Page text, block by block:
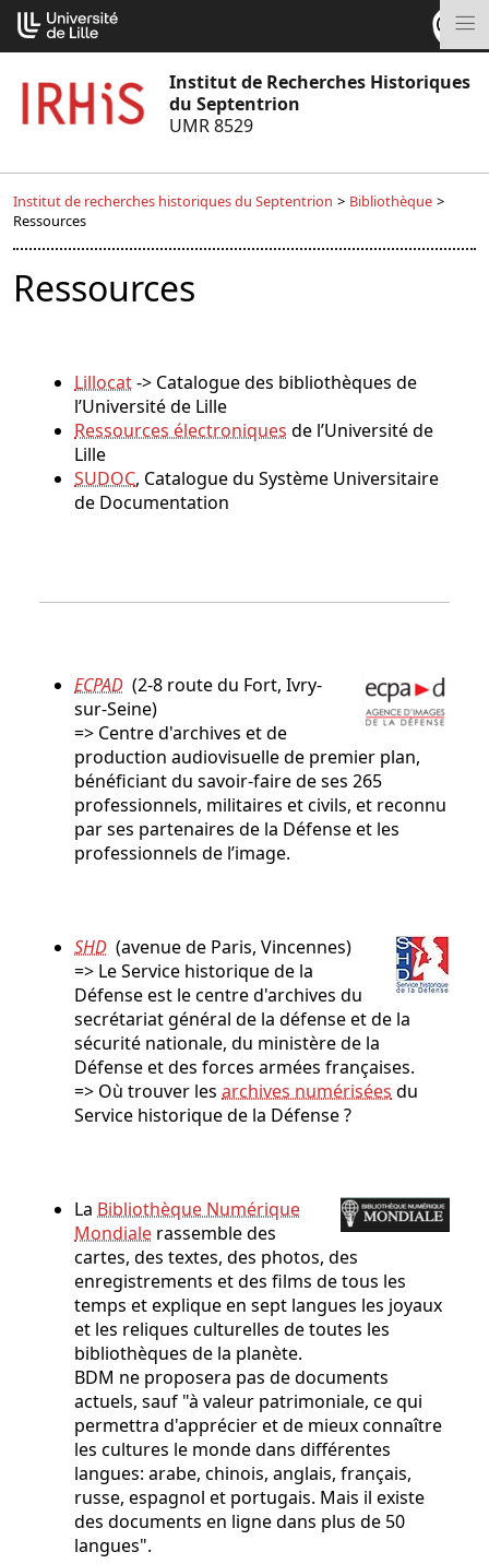
Aller
au
contenu
Institut de Recherches Historiques
du Septentrion
UMR 8529
Institut de recherches historiques du Septentrion > Bibliothèque >
Ressources
Ressources
Lillocat-> Catalogue des bibliothèques de
l’Université de Lille
Ressources électroniques de l’Université de
Lille
SUDOC, Catalogue du Système Universitaire
de Documentation
ECPAD (2-8 route du Fort, Ivry-
sur-Seine)
=> Centre d'archives et de
production audiovisuelle de premier plan,
bénéficiant du savoir-faire de ses 265
professionnels, militaires et civils, et reconnu
par ses partenaires de la Défense et les
professionnels de l’image.
SHD (avenue de Paris, Vincennes)
=> Le Service historique de la
Défense est le centre d'archives du
secrétariat général de la défense et de la
sécurité nationale, du ministère de la
Défense et des forces armées françaises.
=> Où trouver les archives numérisées du
Service historique de la Défense ?
La Bibliothèque Numérique
Mondiale rassemble des
cartes, des textes, des photos, des
enregistrements et des films de tous les
temps et explique en sept langues les joyaux
et les reliques culturelles de toutes les
bibliothèques de la planète.
BDM ne proposera pas de documents
actuels, sauf "à valeur patrimoniale, ce qui
permettra d'apprécier et de mieux connaître
les cultures le monde dans différentes
langues: arabe, chinois, anglais, français,
russe, espagnol et portugais. Mais il existe
des documents en ligne dans plus de 50
langues".
Cookies management panel